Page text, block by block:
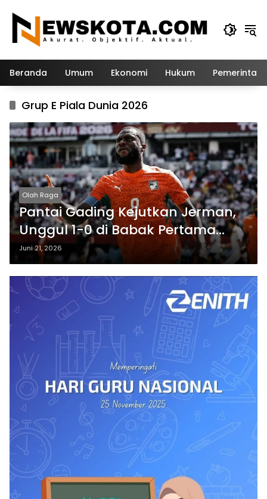
konten
Beranda Umum Ekonomi Hukum
Grup E Piala Dunia 2026
Olah Raga
Pantai Gading Kejutkan Jerman,
Unggul 1-0 di Babak Pertama
Piala Dunia 2026
Juni 21, 2026